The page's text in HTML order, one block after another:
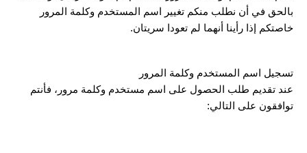
بالحق في أن نطلب منكم تغيير اسم المستخدم وكلمة المرور
خاصتكم إذا رأينا أنهما لم تعودا سريتان.
تسجيل اسم المستخدم وكلمة المرور
عند تقديم طلب الحصول على اسم مستخدم وكلمة مرور، فأنتم
توافقون على التالي: